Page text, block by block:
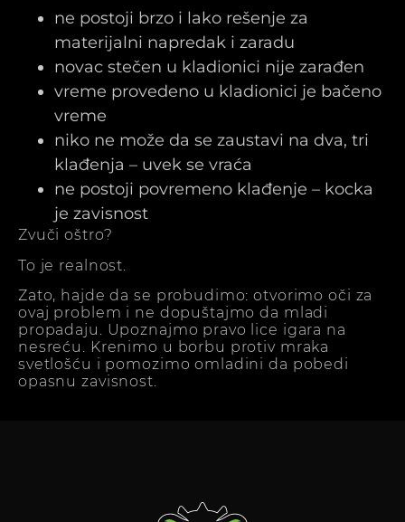
ne postoji brzo i lako rešenje za
materijalni napredak i zaradu
novac stečen u kladionici nije zarađen
vreme provedeno u kladionici je bačeno
vreme
niko ne može da se zaustavi na dva, tri
klađenja – uvek se vraća
ne postoji povremeno klađenje – kocka
je zavisnost
Zvuči oštro?
To je realnost.
Zato, hajde da se probudimo: otvorimo oči za
ovaj problem i ne dopuštajmo da mladi
propadaju. Upoznajmo pravo lice igara na
nesreću. Krenimo u borbu protiv mraka
svetlošću i pomozimo omladini da pobedi
opasnu zavisnost.